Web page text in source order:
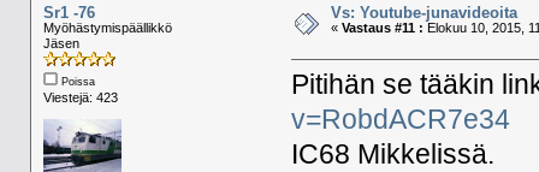
Sr1 -76
Myöhästymispäällikkö
Jäsen
Poissa
Viestejä: 423
Vs: Youtube-junavideoita
« Vastaus #11 : Elokuu 10, 2015,
Pitihän se tääkin
v=RobdACR7e34
IC68 Mikkelissä.